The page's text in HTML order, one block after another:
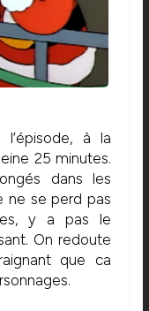
à la
25 minutes.
dans les
ne se perd pas
y a pas le
On redoute
que ca